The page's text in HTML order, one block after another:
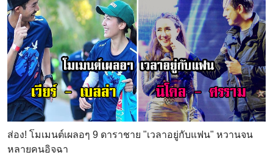
ส่อง! โมเมนต์เผลอๆ 9 ดาราชาย "เวลาอยู่กับแฟน" หวานจน
หลายคนอิจฉา